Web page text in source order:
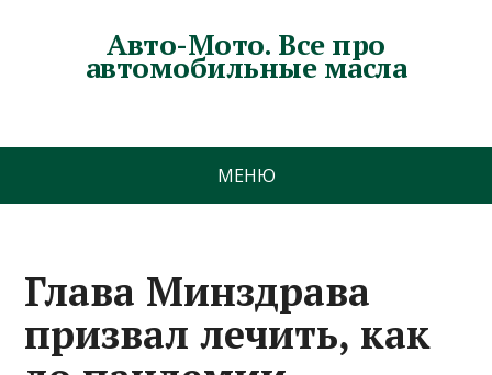
Авто-Мото. Все про
автомобильные масла
МЕНЮ
Глава Минздрава
призвал лечить, как